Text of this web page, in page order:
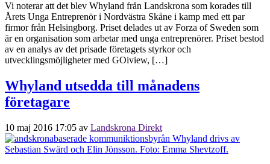
Vi noterar att det blev Whyland från Landskrona som korades till
Årets Unga Entreprenör i Nordvästra Skåne i kamp med ett par
firmor från Helsingborg. Priset delades ut av Forza of Sweden som
är en organisation som arbetar med unga entreprenörer. Priset bestod
av en analys av det prisade företagets styrkor och
utvecklingsmöjligheter med GOiview, […]
Whyland utsedda till månadens
företagare
10 maj 2016 17:05 av Landskrona Direkt